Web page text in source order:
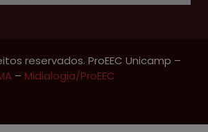
reservados. ProEEC Unicamp –
– Midialogia/ProEEC